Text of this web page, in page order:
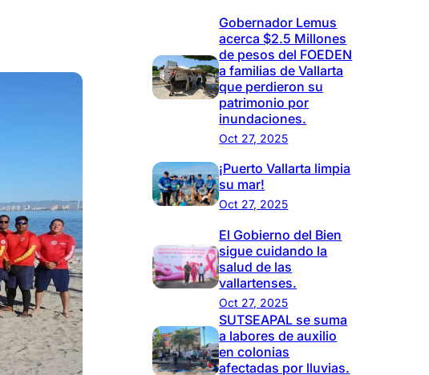
Gobernador Lemus
acerca $2.5 Millones
de pesos del FOEDEN
a familias de Vallarta
que perdieron su
patrimonio por
inundaciones.
Oct 27, 2025
¡Puerto Vallarta limpia
su mar!
Oct 27, 2025
El Gobierno del Bien
sigue cuidando la
salud de las
vallartenses.
Oct 27, 2025
SUTSEAPAL se suma
a labores de auxilio
en colonias
afectadas por lluvias.